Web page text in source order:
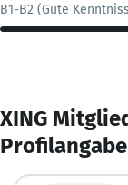
B1-B2 (Gute
XING